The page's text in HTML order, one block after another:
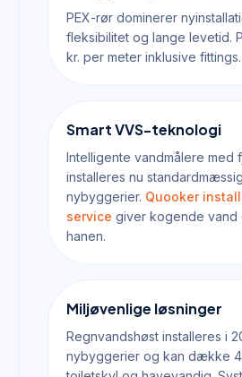
PEX-rør dominerer
fleksibilitet og lange levetid.
kr. per meter inklusive fittings.
Smart VVS-teknologi
Intelligente vandmålere med
installeres nu
nybyggerier. Quooker
service giver kogende vand
hanen.
Miljøvenlige løsninger
Regnvandshøst installeres i
nybyggerier og kan dække